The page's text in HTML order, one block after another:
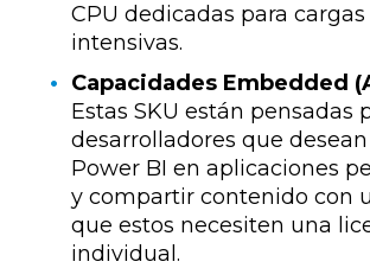
CPU dedicadas para
intensivas.
Capacidades Embedded
Estas SKU están pensadas
desarrolladores que
Power BI en aplicaciones
y compartir contenido con
que estos necesiten una
individual.